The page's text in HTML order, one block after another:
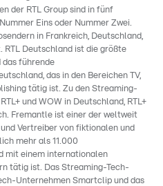
der RTL Group sind in fünf
Eins oder Nummer Zwei.
in Frankreich, Deutschland,
RTL Deutschland ist die größte
das führende
das in den Bereichen TV,
tätig ist. Zu den Streaming-
und WOW in Deutschland, RTL+
Fremantle ist einer der weltweit
Vertreiber von fiktionalen und
mehr als 11.000
mit einem internationalen
tätig ist. Das Streaming-Tech-
Unternehmen Smartclip und das